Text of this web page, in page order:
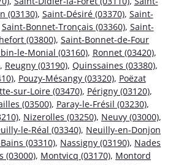
(03130), Saint-Désiré (03370), Saint-
Saint-Bonnet-Tronçais (03360), Saint-
(03800), Saint-Bonnet-de-Four
le-Monial (03160), Ronnet (03420),
, Reugny (03190), Quinssaines (03380),
, Pouzy-Mésangy (03320), Poëzat
sur-Loire (03470), Périgny (03120),
(03500), Paray-le-Frésil (03230),
, Nizerolles (03250), Neuvy (03000),
le-Réal (03340), Neuilly-en-Donjon
(03310), Nassigny (03190), Nades
(03000), Montvicq (03170), Montord